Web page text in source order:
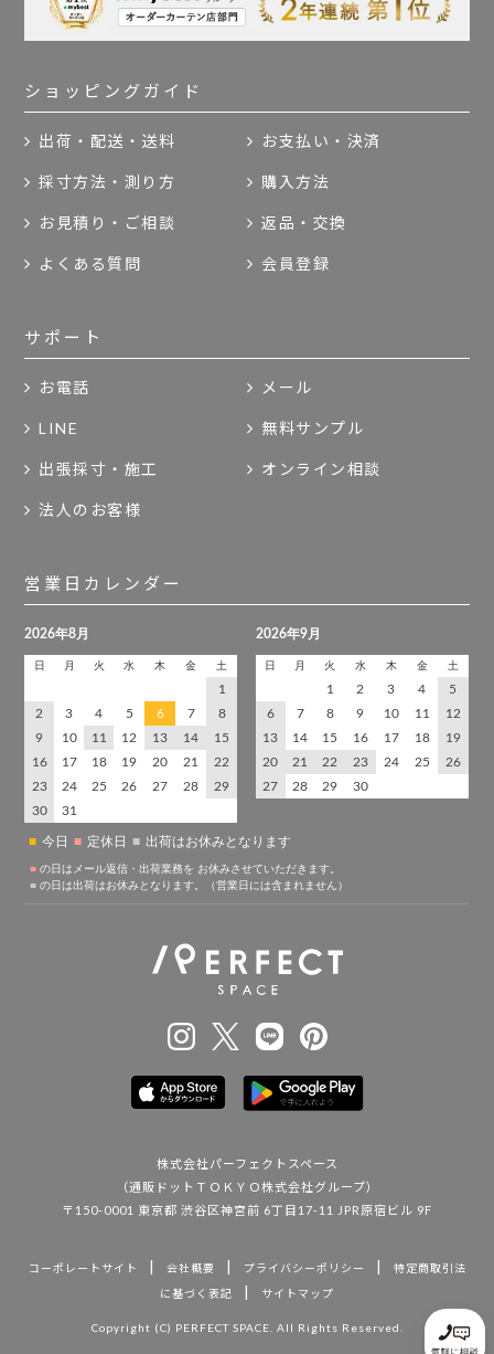
ショッピングガイド
出荷・配送・送料 お支払い・決済
採寸方法・測り方 購入方法
お見積り・ご相談 返品・交換
よくある質問 会員登録
サポート
お電話 メール
LINE 無料サンプル
出張採寸・施工 オンライン相談
法人のお客様
営業日カレンダー
株式会社パーフェクトスペース
（通販ドットＴＯＫＹＯ株式会社グループ）
〒150-0001 東京都 渋谷区神宮前 6丁目17-11 JPR原宿ビル 9F
コーポレートサイト | 会社概要 | プライバシーポリシー |
特定商取引法
に基づく表記
| サイトマップ
Copyright (C) PERFECT SPACE. All Rights Reserved.